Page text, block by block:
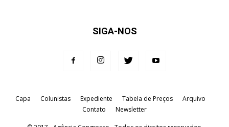
SIGA-NOS
Capa Colunistas Expediente Tabela de Preços
Arquivo
Contato
Newsletter